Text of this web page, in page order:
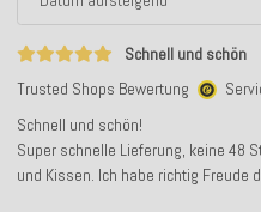
Schnell und schön
Trusted Shops Bewertung
Schnell und schön!
Super schnelle Lieferung, keine 48
und Kissen. Ich habe richtig Freude